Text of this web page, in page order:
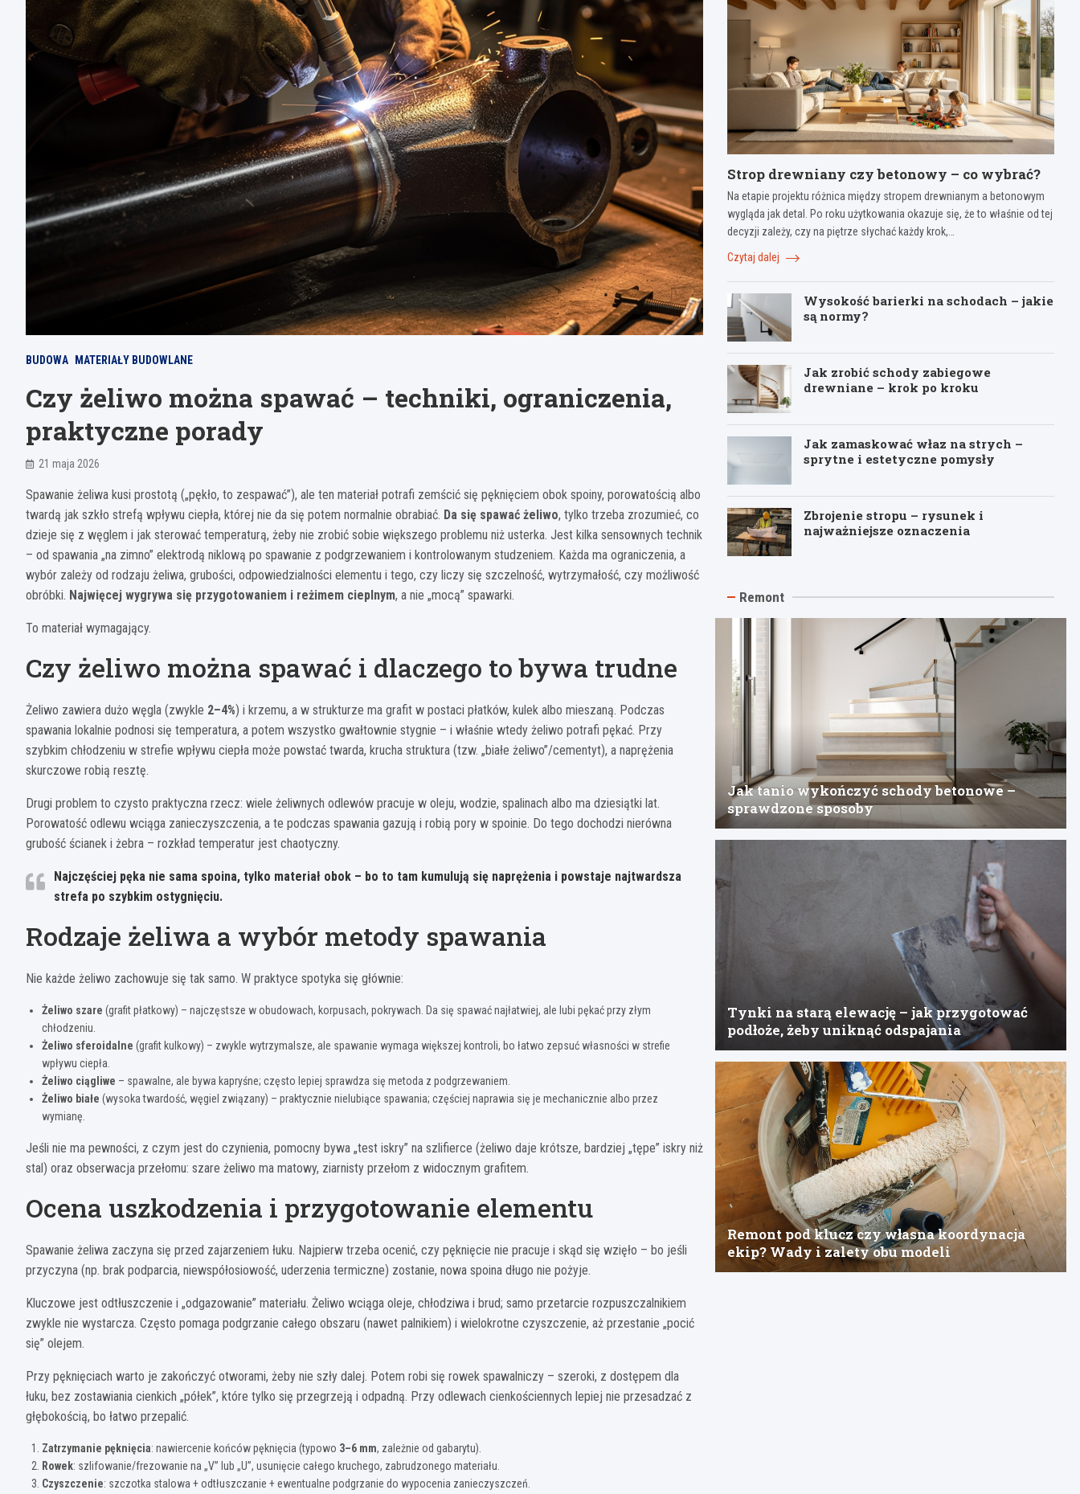
BUDOWA MATERIAŁY BUDOWLANE
Czy żeliwo można spawać – techniki, ograniczenia,
praktyczne porady
21 maja 2026
Spawanie żeliwa kusi prostotą („pękło, to zespawać”), ale ten materiał potrafi zemścić się pęknięciem obok spoiny, porowatością albo
twardą jak szkło strefą wpływu ciepła, której nie da się potem normalnie obrabiać. Da się spawać żeliwo, tylko trzeba zrozumieć, co
dzieje się z węglem i jak sterować temperaturą, żeby nie zrobić sobie większego problemu niż usterka. Jest kilka sensownych technik
– od spawania „na zimno” elektrodą niklową po spawanie z podgrzewaniem i kontrolowanym studzeniem. Każda ma ograniczenia, a
wybór zależy od rodzaju żeliwa, grubości, odpowiedzialności elementu i tego, czy liczy się szczelność, wytrzymałość, czy możliwość
obróbki. Najwięcej wygrywa się przygotowaniem i reżimem cieplnym, a nie „mocą” spawarki.
To materiał wymagający.
Czy żeliwo można spawać i dlaczego to bywa trudne
Żeliwo zawiera dużo węgla (zwykle 2–4%) i krzemu, a w strukturze ma grafit w postaci płatków, kulek albo mieszaną. Podczas
spawania lokalnie podnosi się temperatura, a potem wszystko gwałtownie stygnie – i właśnie wtedy żeliwo potrafi pękać. Przy
szybkim chłodzeniu w strefie wpływu ciepła może powstać twarda, krucha struktura (tzw. „białe żeliwo”/cementyt), a naprężenia
skurczowe robią resztę.
Drugi problem to czysto praktyczna rzecz: wiele żeliwnych odlewów pracuje w oleju, wodzie, spalinach albo ma dziesiątki lat.
Porowatość odlewu wciąga zanieczyszczenia, a te podczas spawania gazują i robią pory w spoinie. Do tego dochodzi nierówna
grubość ścianek i żebra – rozkład temperatur jest chaotyczny.
Najczęściej pęka nie sama spoina, tylko materiał obok – bo to tam kumulują się naprężenia i powstaje najtwardsza
strefa po szybkim ostygnięciu.
Rodzaje żeliwa a wybór metody spawania
Nie każde żeliwo zachowuje się tak samo. W praktyce spotyka się głównie:
Żeliwo szare (grafit płatkowy) – najczęstsze w obudowach, korpusach, pokrywach. Da się spawać najłatwiej, ale lubi pękać przy złym
chłodzeniu.
Żeliwo sferoidalne (grafit kulkowy) – zwykle wytrzymalsze, ale spawanie wymaga większej kontroli, bo łatwo zepsuć własności w strefie
wpływu ciepła.
Żeliwo ciągliwe – spawalne, ale bywa kapryśne; często lepiej sprawdza się metoda z podgrzewaniem.
Żeliwo białe (wysoka twardość, węgiel związany) – praktycznie nielubiące spawania; częściej naprawia się je mechanicznie albo przez
wymianę.
Jeśli nie ma pewności, z czym jest do czynienia, pomocny bywa „test iskry” na szlifierce (żeliwo daje krótsze, bardziej „tępe” iskry niż
stal) oraz obserwacja przełomu: szare żeliwo ma matowy, ziarnisty przełom z widocznym grafitem.
Ocena uszkodzenia i przygotowanie elementu
Spawanie żeliwa zaczyna się przed zajarzeniem łuku. Najpierw trzeba ocenić, czy pęknięcie nie pracuje i skąd się wzięło – bo jeśli
przyczyna (np. brak podparcia, niewspółosiowość, uderzenia termiczne) zostanie, nowa spoina długo nie pożyje.
Kluczowe jest odtłuszczenie i „odgazowanie” materiału. Żeliwo wciąga oleje, chłodziwa i brud; samo przetarcie rozpuszczalnikiem
zwykle nie wystarcza. Często pomaga podgrzanie całego obszaru (nawet palnikiem) i wielokrotne czyszczenie, aż przestanie „pocić
się” olejem.
Przy pęknięciach warto je zakończyć otworami, żeby nie szły dalej. Potem robi się rowek spawalniczy – szeroki, z dostępem dla
łuku, bez zostawiania cienkich „półek”, które tylko się przegrzeją i odpadną. Przy odlewach cienkościennych lepiej nie przesadzać z
głębokością, bo łatwo przepalić.
Zatrzymanie pęknięcia: nawiercenie końców pęknięcia (typowo 3–6 mm, zależnie od gabarytu).
Rowek: szlifowanie/frezowanie na „V” lub „U”, usunięcie całego kruchego, zabrudzonego materiału.
Czyszczenie: szczotka stalowa + odtłuszczanie + ewentualne podgrzanie do wypocenia zanieczyszczeń.
Strop drewniany czy betonowy – co wybrać?
Na etapie projektu różnica między stropem drewnianym a betonowym
wygląda jak detal. Po roku użytkowania okazuje się, że to właśnie od tej
decyzji zależy, czy na piętrze słychać każdy krok,…
Czytaj dalej
Wysokość barierki na schodach – jakie
są normy?
Jak zrobić schody zabiegowe
drewniane – krok po kroku
Jak zamaskować właz na strych –
sprytne i estetyczne pomysły
Zbrojenie stropu – rysunek i
najważniejsze oznaczenia
Remont
Jak tanio wykończyć schody betonowe –
sprawdzone sposoby
Tynki na starą elewację – jak przygotować
podłoże, żeby uniknąć odspajania
Remont pod klucz czy własna koordynacja
ekip? Wady i zalety obu modeli